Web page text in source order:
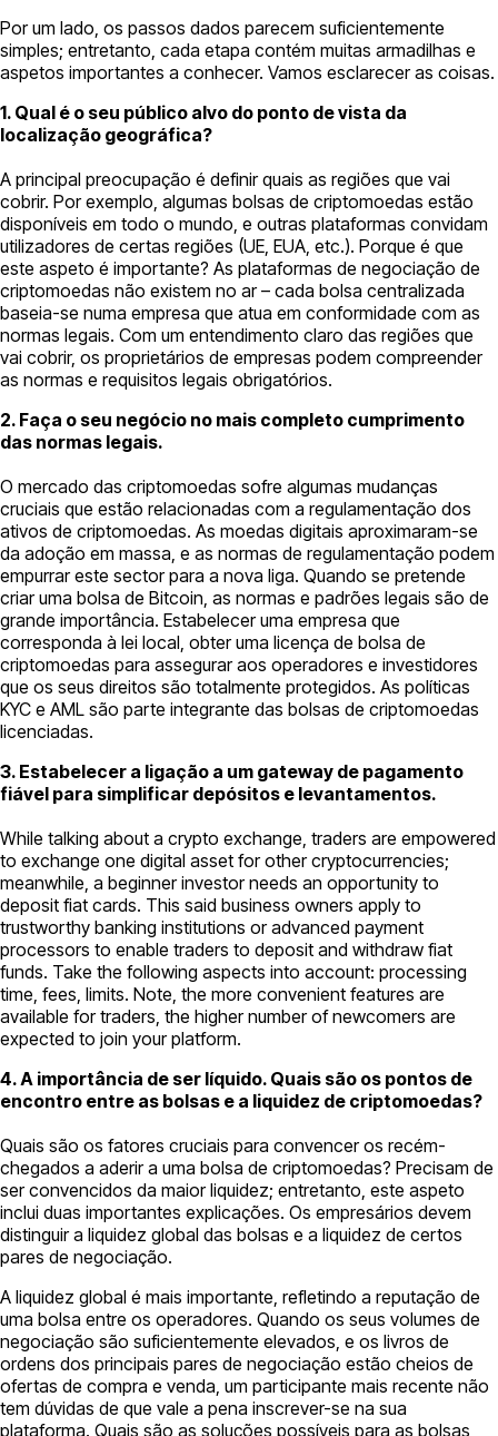
Por um lado, os passos dados parecem suficientemente
simples; entretanto, cada etapa contém muitas armadilhas e
aspetos importantes a conhecer. Vamos esclarecer as coisas.
1. Qual é o seu público alvo do ponto de vista da
localização geográfica?
A principal preocupação é definir quais as regiões que vai
cobrir. Por exemplo, algumas bolsas de criptomoedas estão
disponíveis em todo o mundo, e outras plataformas convidam
utilizadores de certas regiões (UE, EUA, etc.). Porque é que
este aspeto é importante? As plataformas de negociação de
criptomoedas não existem no ar – cada bolsa centralizada
baseia-se numa empresa que atua em conformidade com as
normas legais. Com um entendimento claro das regiões que
vai cobrir, os proprietários de empresas podem compreender
as normas e requisitos legais obrigatórios.
2. Faça o seu negócio no mais completo cumprimento
das normas legais.
O mercado das criptomoedas sofre algumas mudanças
cruciais que estão relacionadas com a regulamentação dos
ativos de criptomoedas. As moedas digitais aproximaram-se
da adoção em massa, e as normas de regulamentação podem
empurrar este sector para a nova liga. Quando se pretende
criar uma bolsa de Bitcoin, as normas e padrões legais são de
grande importância. Estabelecer uma empresa que
corresponda à lei local, obter uma licença de bolsa de
criptomoedas para assegurar aos operadores e investidores
que os seus direitos são totalmente protegidos. As políticas
KYC e AML são parte integrante das bolsas de criptomoedas
licenciadas.
3. Estabelecer a ligação a um gateway de pagamento
fiável para simplificar depósitos e levantamentos.
While talking about a crypto exchange, traders are empowered
to exchange one digital asset for other cryptocurrencies;
meanwhile, a beginner investor needs an opportunity to
deposit fiat cards. This said business owners apply to
trustworthy banking institutions or advanced payment
processors to enable traders to deposit and withdraw fiat
funds. Take the following aspects into account: processing
time, fees, limits. Note, the more convenient features are
available for traders, the higher number of newcomers are
expected to join your platform.
4. A importância de ser líquido. Quais são os pontos de
encontro entre as bolsas e a liquidez de criptomoedas?
Quais são os fatores cruciais para convencer os recém-
chegados a aderir a uma bolsa de criptomoedas? Precisam de
ser convencidos da maior liquidez; entretanto, este aspeto
inclui duas importantes explicações. Os empresários devem
distinguir a liquidez global das bolsas e a liquidez de certos
pares de negociação.
A liquidez global é mais importante, refletindo a reputação de
uma bolsa entre os operadores. Quando os seus volumes de
negociação são suficientemente elevados, e os livros de
ordens dos principais pares de negociação estão cheios de
ofertas de compra e venda, um participante mais recente não
tem dúvidas de que vale a pena inscrever-se na sua
plataforma. Quais são as soluções possíveis para as bolsas